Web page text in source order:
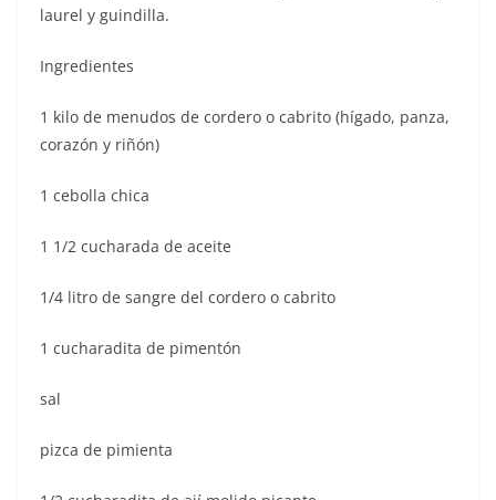
laurel y guindilla.
Ingredientes
1 kilo de menudos de cordero o cabrito (hígado, panza,
corazón y riñón)
1 cebolla chica
1 1/2 cucharada de aceite
1/4 litro de sangre del cordero o cabrito
1 cucharadita de pimentón
sal
pizca de pimienta